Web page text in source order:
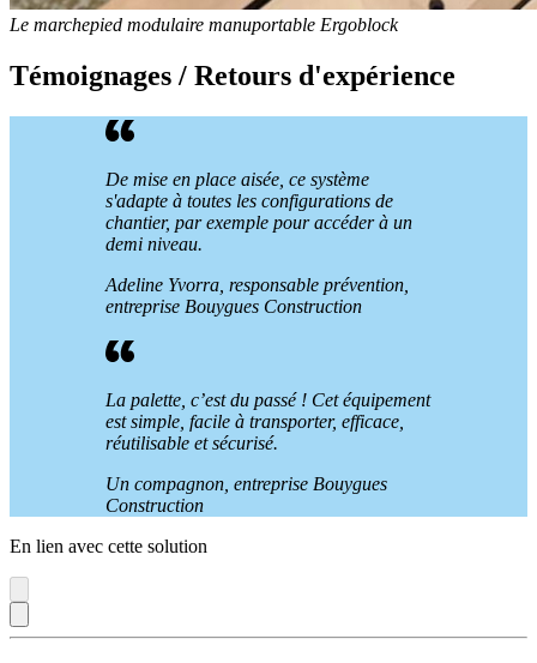
Le marchepied modulaire manuportable Ergoblock
Témoignages / Retours d'expérience
De mise en place aisée, ce système
s'adapte à toutes les configurations de
chantier, par exemple pour accéder à un
demi niveau.
Adeline Yvorra, responsable prévention,
entreprise Bouygues Construction
La palette, c’est du passé ! Cet équipement
est simple, facile à transporter, efficace,
réutilisable et sécurisé.
Un compagnon, entreprise Bouygues
Construction
En lien avec cette solution